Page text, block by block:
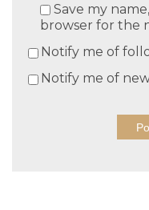
Save my
browser for the
Notify me of
Notify me of